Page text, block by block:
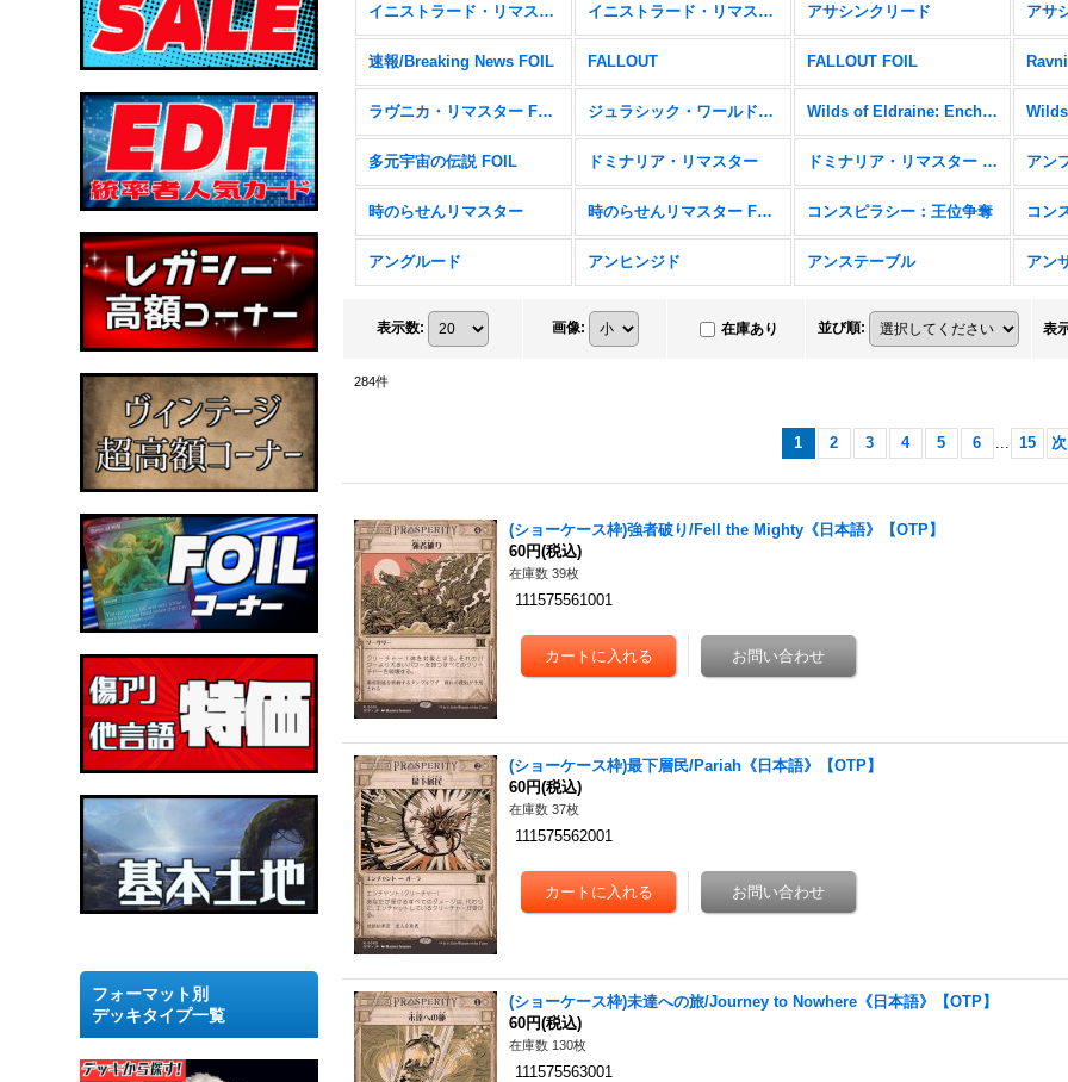
フォーマット別
デッキタイプ一覧
イニストラード・リマスター イニストラード・リマスター FOIL アサシンクリード アサ
速報/Breaking News FOIL FALLOUT FALLOUT FOIL
ラヴニカ・リマスター FOIL ジュラシック・ワールド・コレクション Wilds of Eldraine: Enchanting Tales
多元宇宙の伝説 FOIL ドミナリア・リマスター ドミナリア・リマスター FOIL アン
時のらせんリマスター 時のらせんリマスター FOIL コンスピラシー：王位争奪 コン
アングルード アンヒンジド アンステーブル アン
表示数: 画像: 在庫あり 並び順: 表
284件
1 2 3 4 5 6 ... 15 次
(ショーケース枠)強者破り/Fell the Mighty《日本語》【OTP】
60円(税込)
在庫数 39枚
111575561001
(ショーケース枠)最下層民/Pariah《日本語》【OTP】
60円(税込)
在庫数 37枚
111575562001
(ショーケース枠)未達への旅/Journey to Nowhere《日本語》【OTP】
60円(税込)
在庫数 130枚
111575563001